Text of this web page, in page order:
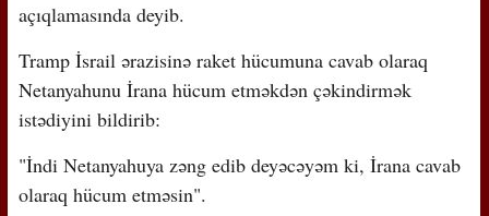
açıqlamasında deyib.
Tramp İsrail ərazisinə raket hücumuna cavab olaraq
Netanyahunu İrana hücum etməkdən çəkindirmək
istədiyini bildirib:
"İndi Netanyahuya zəng edib deyəcəyəm ki, İrana cavab
olaraq hücum etməsin".